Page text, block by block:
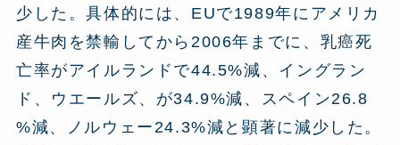
少した。具体的には、EUで1989年にアメリカ
産牛肉を禁輸してから2006年までに、乳癌死
亡率がアイルランドで44.5%減、イングラン
ド、ウエールズ、が34.9%減、スペイン26.8
%減、ノルウェー24.3%減と顕著に減少した。